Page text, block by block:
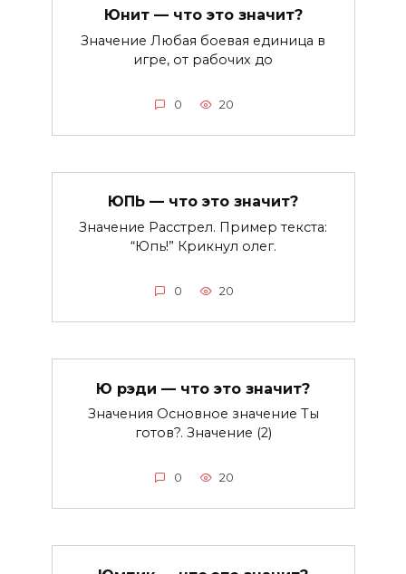
Юнит — что это значит?
Значение Любая боевая единица в
игре, от рабочих до
0 20
ЮПЬ — что это значит?
Значение Расстрел. Пример текста:
“Юпь!” Крикнул олег.
0 20
Ю рэди — что это значит?
Значения Основное значение Ты
готов?. Значение (2)
0 20